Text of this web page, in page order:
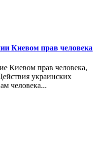
Киевом прав человека
Киевом прав человека,
украинских
человека...